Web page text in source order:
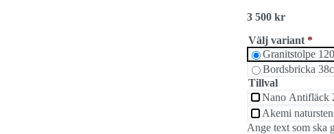
3 500 kr
Välj variant *
Granitstolpe
Bordsbricka
Tillval
Nano Antifläck
Akemi
Ange text som ska